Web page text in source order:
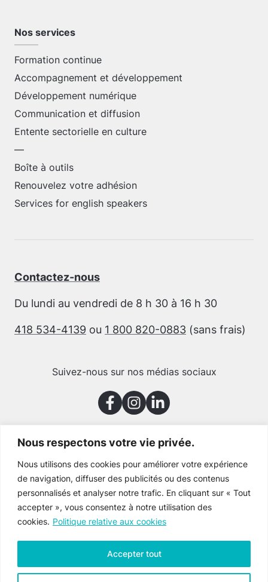
Nous respectons votre vie privée.
Nous utilisons des cookies pour améliorer votre expérience
de navigation, diffuser des publicités ou des contenus
personnalisés et analyser notre trafic. En cliquant sur « Tout
accepter », vous consentez à notre utilisation des
cookies. Politique relative aux cookies
Accepter tout
Nos services
Formation continue
Accompagnement et développement
Développement numérique
Communication et diffusion
Entente sectorielle en culture
—
Boîte à outils
Renouvelez votre adhésion
Services for english speakers
Contactez-nous
Du lundi au vendredi de 8 h 30 à 16 h 30
418 534-4139 ou 1 800 820-0883 (sans frais)
Suivez-nous sur nos médias sociaux
Merci à nos partenaires